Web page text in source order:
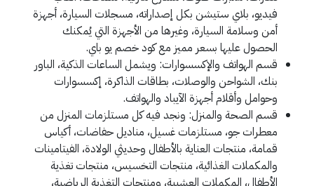
فيديو، بلاي ستيشن بكل إصداراته، مسجلات السيارة، أجهزة
أمن وسلامة السيارة، وغيرها من الأجهزة التي يُمكنك
الحصول عليها بسعر مميز مع كود خصم يو باي.
قسم الهواتف والإكسسوارات: ويشمل الساعات الذكية، الباور
بنك، الشواحن والوصلات، بطاقات الذاكرة، إكسسوارات
وحوامل وأقلام أجهزة الآيباد والهواتف.
قسم الصحة والمنزل: ونجد فيه كل مستلزمات المنزل من
معطرات جو، مستلزمات غسيل، مناديل حفاضات، أكياس
قمامة، منتجات العناية بالأطفال وحديثي الولادة، الفيتامينات
والمكملات الغذائية، منتجات التخسيس، منتجات تغذية